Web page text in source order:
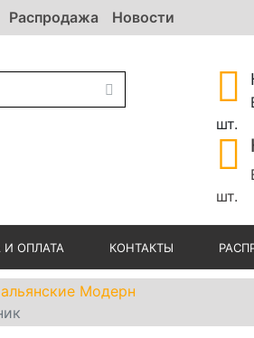
Распродажа Новости
шт.
шт.
И ОПЛАТА КОНТАКТЫ
Модерн